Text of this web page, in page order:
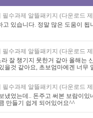
수과제 알뜰패키지 (다운로드
있습니다. 정말 많은 도움이 됩
수과제 알뜰패키지 (다운로드
잘 챙기지 못한거 같아 올해는
을것 같아요, 초보엄마에겐 너무
수과제 알뜰패키지 (다운로드
냈었는데.. 돈주고 써본 보람이
만들기 쉽게 되어있어요^^